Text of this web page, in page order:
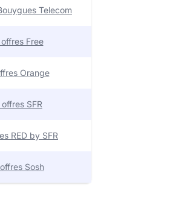
Telecom
offres Free
Orange
offres SFR
RED by SFR
Sosh